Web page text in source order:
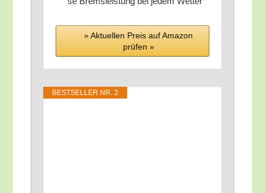
» Aktu­el­len Preis auf Ama­zon
prü­fen »
BEST­SEL­LER NR. 2